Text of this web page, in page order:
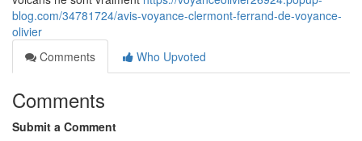
blog.com/34781724/avis-voyance-clermont-ferrand-de-voyance-
olivier
Comments
Who Upvoted
Comments
Submit a Comment